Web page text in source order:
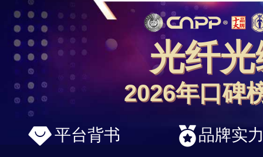
光纤
2026年口碑
平台背书
品牌实